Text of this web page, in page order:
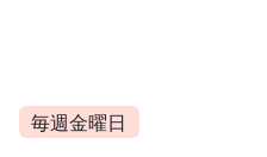
毎週金曜日